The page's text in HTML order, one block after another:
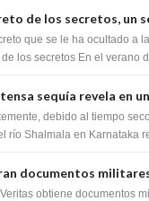
de los secretos, un
por completo el
que se le ha ocultado a
los secretos En el verano
sequía revela en
hallazgo de
debido al tiempo
río Shalmala en Karnataka
documentos
la intención de los
obtiene documentos